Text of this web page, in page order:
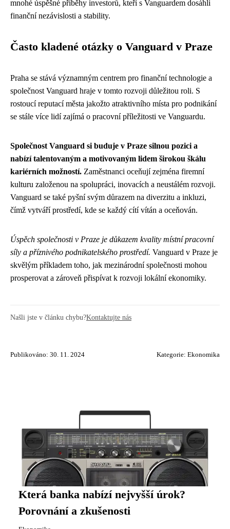
mnohé úspěšné příběhy investorů, kteří s Vanguardem dosáhli
finanční nezávislosti a stability.
Často kladené otázky o Vanguard v Praze
Praha se stává významným centrem pro finanční technologie a
společnost Vanguard hraje v tomto rozvoji důležitou roli. S
rostoucí reputací města jakožto atraktivního místa pro podnikání
se stále více lidí zajímá o pracovní příležitosti ve Vanguardu.
Společnost Vanguard si buduje v Praze silnou pozici a
nabízí talentovaným a motivovaným lidem širokou škálu
kariérních možností. Zaměstnanci oceňují zejména firemní
kulturu založenou na spolupráci, inovacích a neustálém rozvoji.
Vanguard se také pyšní svým důrazem na diverzitu a inkluzi,
čímž vytváří prostředí, kde se každý cítí vítán a oceňován.
Úspěch společnosti v Praze je důkazem kvality místní pracovní
síly a příznivého podnikatelského prostředí. Vanguard v Praze je
skvělým příkladem toho, jak mezinárodní společnosti mohou
prosperovat a zároveň přispívat k rozvoji lokální ekonomiky.
Našli jste v článku chybu?Kontaktujte nás
Publikováno: 30. 11. 2024 Kategorie: Ekonomika
Která banka nabízí nejvyšší úrok?
Porovnání a zkušenosti